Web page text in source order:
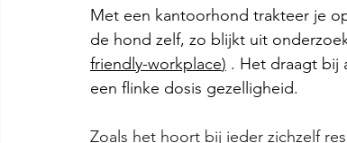
Met een kantoorhond trakteer je
de hond zelf, zo blijkt uit
friendly-workplace) . Het draagt bij
een flinke dosis gezelligheid.
Zoals het hoort bij ieder zichzelf